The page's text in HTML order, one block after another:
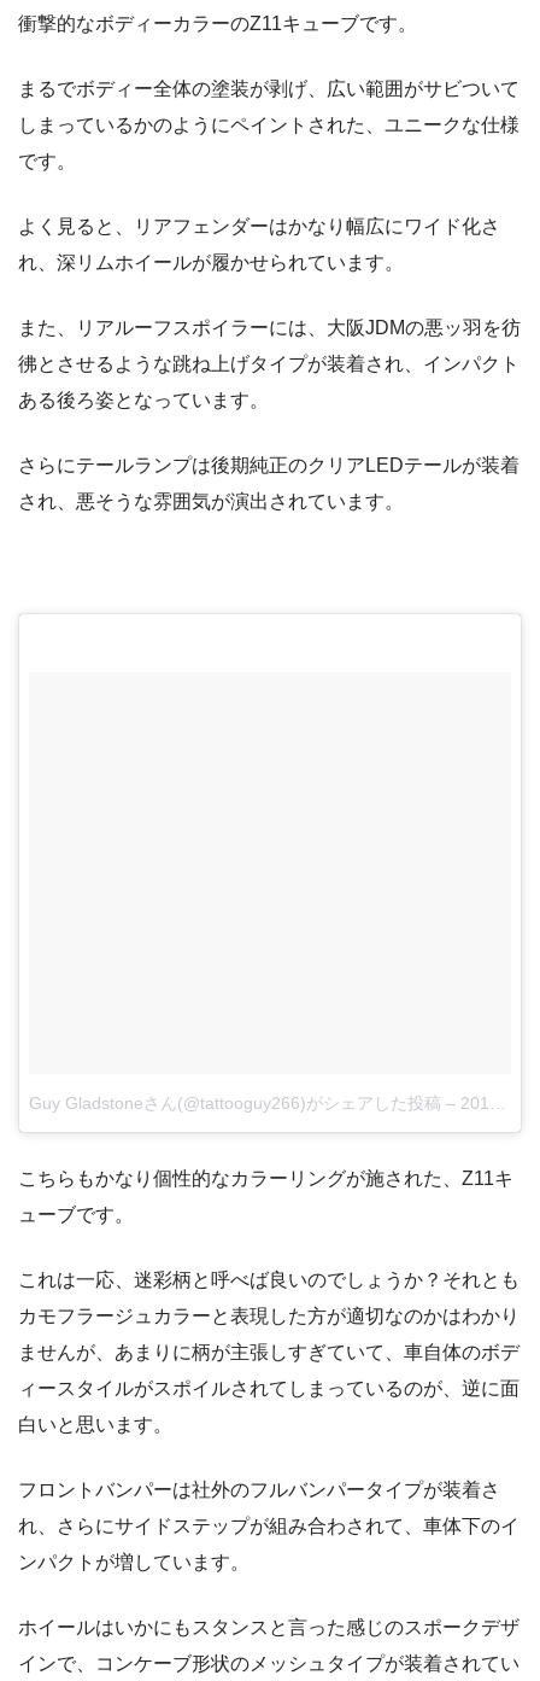
衝撃的なボディーカラーのZ11キューブです。
まるでボディー全体の塗装が剥げ、広い範囲がサビついて
しまっているかのようにペイントされた、ユニークな仕様
です。
よく見ると、リアフェンダーはかなり幅広にワイド化さ
れ、深リムホイールが履かせられています。
また、リアルーフスポイラーには、大阪JDMの悪ッ羽を彷
彿とさせるような跳ね上げタイプが装着され、インパクト
ある後ろ姿となっています。
さらにテールランプは後期純正のクリアLEDテールが装着
され、悪そうな雰囲気が演出されています。
Guy Gladstoneさん(@tattooguy266)がシェアした投稿 – 2018年 5月月30日午前2時08分PDT
こちらもかなり個性的なカラーリングが施された、Z11キ
ューブです。
これは一応、迷彩柄と呼べば良いのでしょうか？それとも
カモフラージュカラーと表現した方が適切なのかはわかり
ませんが、あまりに柄が主張しすぎていて、車自体のボデ
ィースタイルがスポイルされてしまっているのが、逆に面
白いと思います。
フロントバンパーは社外のフルバンパータイプが装着さ
れ、さらにサイドステップが組み合わされて、車体下のイ
ンパクトが増しています。
ホイールはいかにもスタンスと言った感じのスポークデザ
インで、コンケーブ形状のメッシュタイプが装着されてい